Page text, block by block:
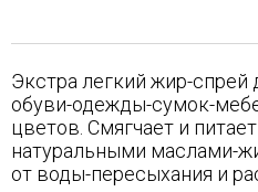
Экстра легкий жир-спрей
обуви-одежды-сумок-
цветов. Смягчает и
натуральными маслами-
от воды-пересыхания и